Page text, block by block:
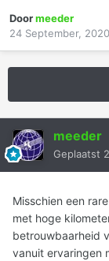
Doormeeder
24 September, 2020
meeder
Geplaatst
Misschien een
met hoge
betrouwbaarheid
vanuit ervaringen